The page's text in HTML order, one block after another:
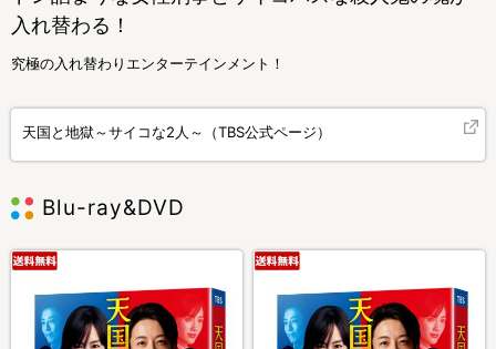
入れ替わる！
究極の入れ替わりエンターテインメント！
天国と地獄～サイコな2人～（TBS公式ページ）
Blu-ray&DVD